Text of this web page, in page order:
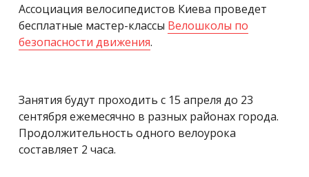
Ассоциация велосипедистов Киева проведет
бесплатные мастер-классы Велошколы по
безопасности движения.
Занятия будут проходить с 15 апреля до 23
сентября ежемесячно в разных районах города.
Продолжительность одного велоурока
составляет 2 часа.